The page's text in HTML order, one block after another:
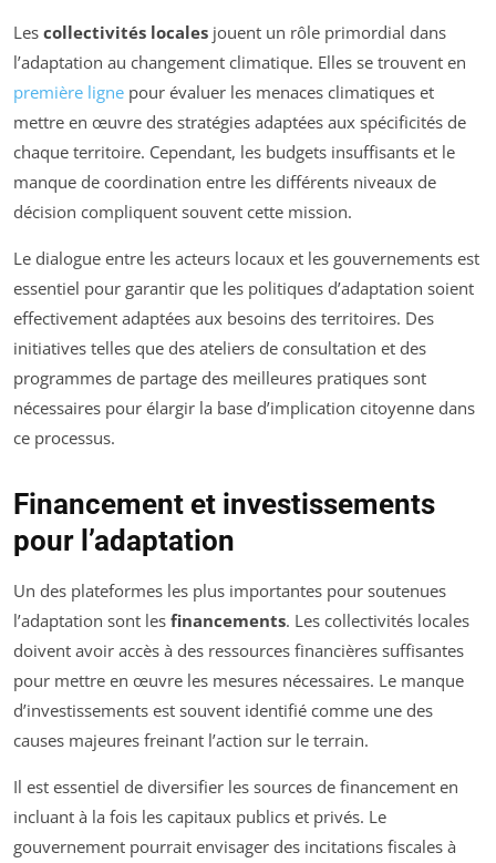
Les collectivités locales jouent un rôle primordial dans
l’adaptation au changement climatique. Elles se trouvent en
première ligne pour évaluer les menaces climatiques et
mettre en œuvre des stratégies adaptées aux spécificités de
chaque territoire. Cependant, les budgets insuffisants et le
manque de coordination entre les différents niveaux de
décision compliquent souvent cette mission.
Le dialogue entre les acteurs locaux et les gouvernements est
essentiel pour garantir que les politiques d’adaptation soient
effectivement adaptées aux besoins des territoires. Des
initiatives telles que des ateliers de consultation et des
programmes de partage des meilleures pratiques sont
nécessaires pour élargir la base d’implication citoyenne dans
ce processus.
Financement et investissements
pour l’adaptation
Un des plateformes les plus importantes pour soutenues
l’adaptation sont les financements. Les collectivités locales
doivent avoir accès à des ressources financières suffisantes
pour mettre en œuvre les mesures nécessaires. Le manque
d’investissements est souvent identifié comme une des
causes majeures freinant l’action sur le terrain.
Il est essentiel de diversifier les sources de financement en
incluant à la fois les capitaux publics et privés. Le
gouvernement pourrait envisager des incitations fiscales à